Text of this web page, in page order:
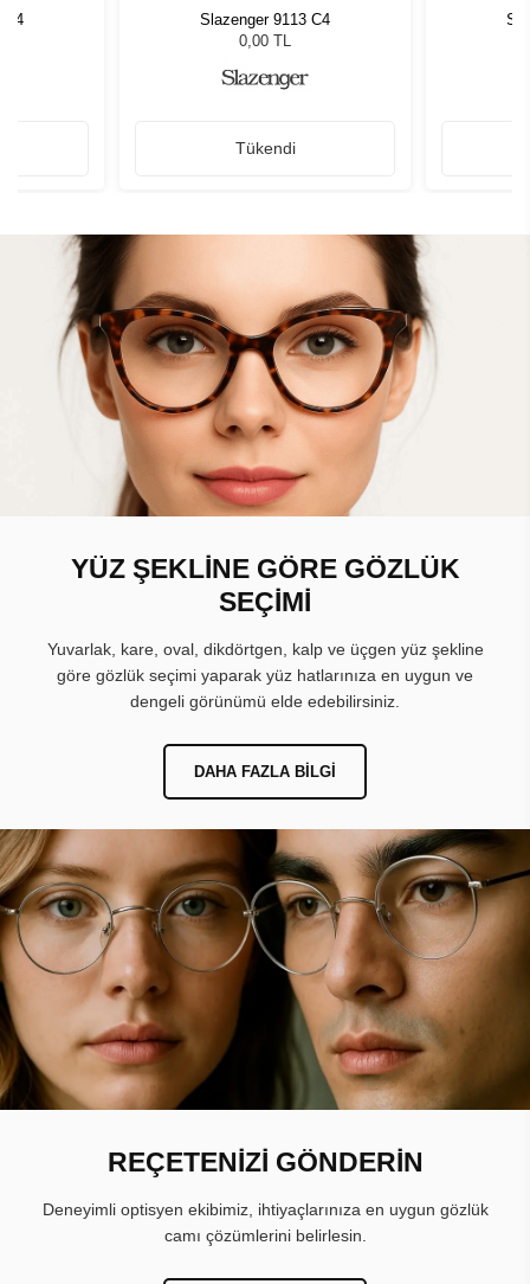
C4
Slazenger 9113 C4
0,00 TL
Tükendi
YÜZ ŞEKLİNE GÖRE GÖZLÜK
SEÇİMİ
Yuvarlak, kare, oval, dikdörtgen, kalp ve üçgen yüz şekline
göre gözlük seçimi yaparak yüz hatlarınıza en uygun ve
dengeli görünümü elde edebilirsiniz.
DAHA FAZLA BILGI
REÇETENİZİ GÖNDERİN
Deneyimli optisyen ekibimiz, ihtiyaçlarınıza en uygun gözlük
camı çözümlerini belirlesin.